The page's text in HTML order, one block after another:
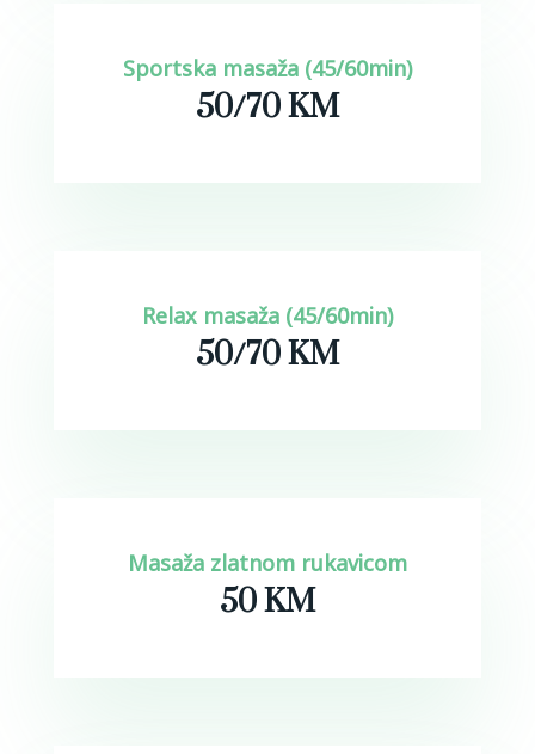
Sportska masaža (45/60min)
50/70 KM
Relax masaža (45/60min)
50/70 KM
Masaža zlatnom rukavicom
50 KM